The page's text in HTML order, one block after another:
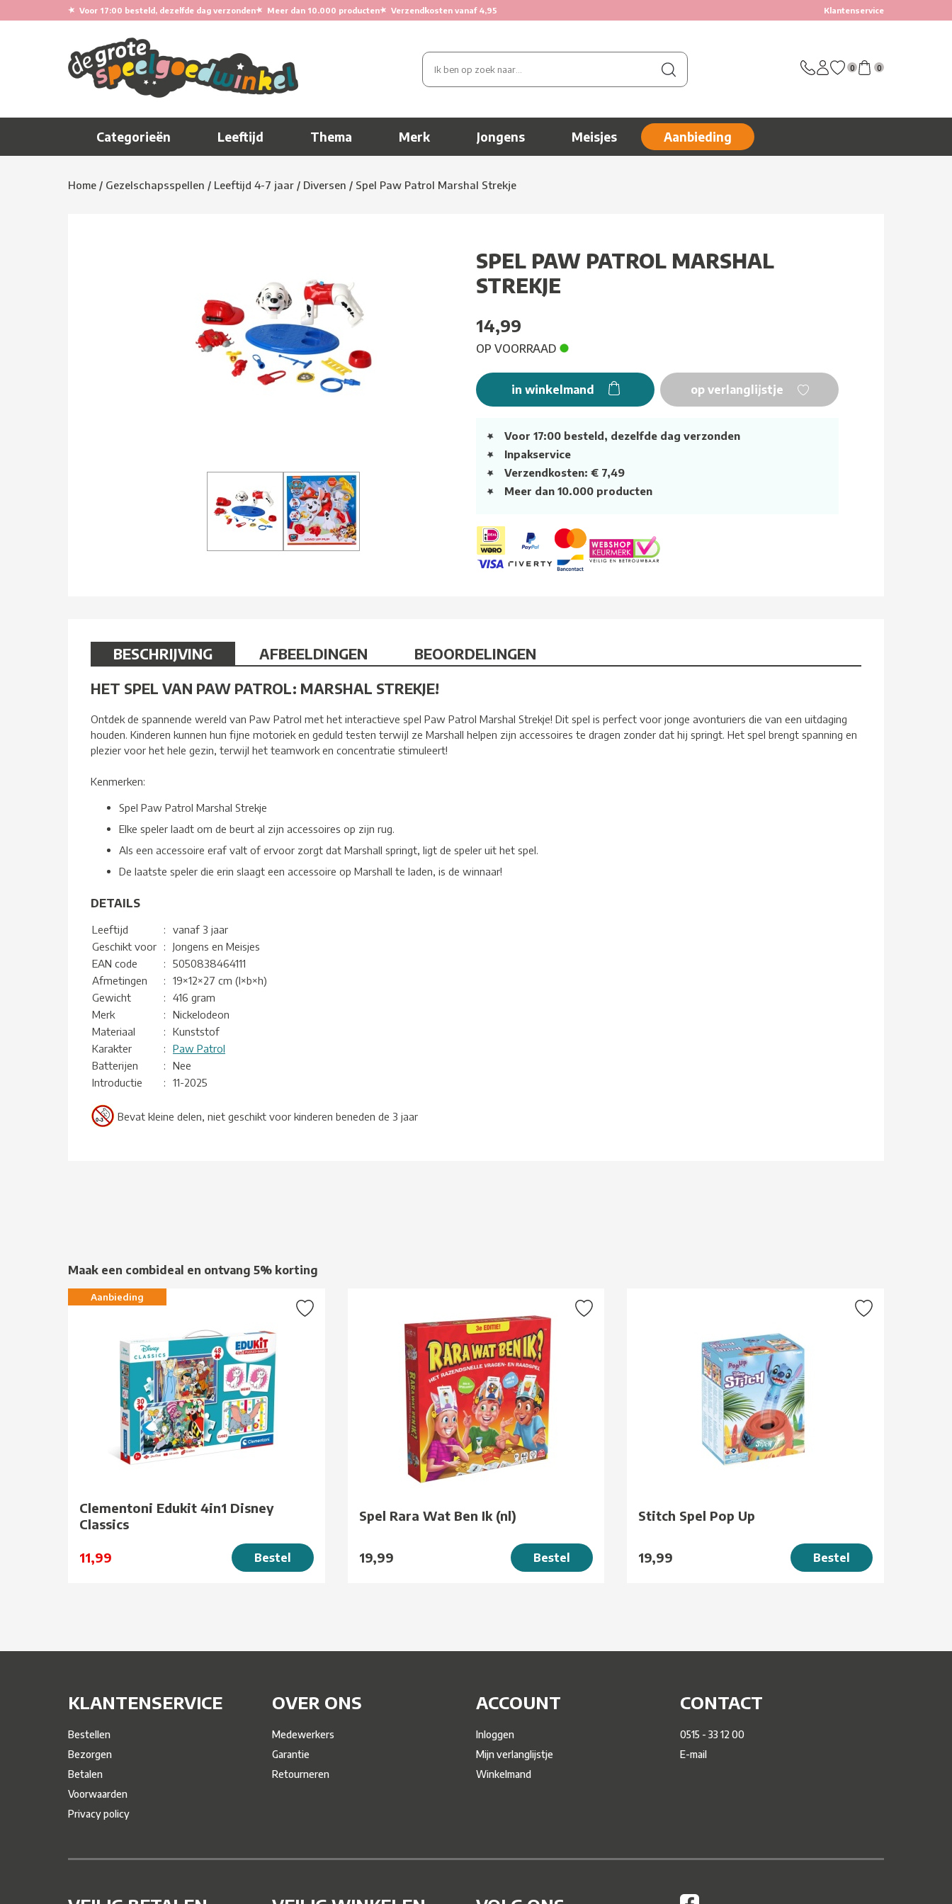
★ Voor 17:00 besteld, dezelfde dag verzonden★ Meer dan 10.000 producten★ Verzendkosten vanaf 4,95 Klantenservice
0 0
Categorieën Leeftijd Thema Merk Jongens Meisjes Aanbieding
Home / Gezelschapsspellen / Leeftijd 4-7 jaar / Diversen / Spel Paw Patrol Marshal Strekje
SPEL PAW PATROL MARSHAL
STREKJE
14,99
OP VOORRAAD
in winkelmand op verlanglijstje
Voor 17:00 besteld, dezelfde dag verzonden
Inpakservice
Verzendkosten: € 7,49
Meer dan 10.000 producten
BESCHRIJVING AFBEELDINGEN
BEOORDELINGEN
HET SPEL VAN PAW PATROL: MARSHAL STREKJE!
Ontdek de spannende wereld van Paw Patrol met het interactieve spel Paw Patrol Marshal Strekje! Dit spel is perfect voor jonge avonturiers die van een uitdaging
houden. Kinderen kunnen hun fijne motoriek en geduld testen terwijl ze Marshall helpen zijn accessoires te dragen zonder dat hij springt. Het spel brengt spanning en
plezier voor het hele gezin, terwijl het teamwork en concentratie stimuleert!
Kenmerken:
Spel Paw Patrol Marshal Strekje
Elke speler laadt om de beurt al zijn accessoires op zijn rug.
Als een accessoire eraf valt of ervoor zorgt dat Marshall springt, ligt de speler uit het spel.
De laatste speler die erin slaagt een accessoire op Marshall te laden, is de winnaar!
DETAILS
Leeftijd :
vanaf 3 jaar
Geschikt voor
:
Jongens en Meisjes
EAN code
:
5050838464111
Afmetingen
:
19×12×27 cm (l×b×h)
Gewicht
:
416 gram
Merk
:
Nickelodeon
Materiaal
:
Kunststof
Karakter
:
Paw Patrol
Batterijen
:
Nee
Introductie
: 11-2025
Bevat kleine delen, niet geschikt voor kinderen beneden de 3 jaar
Maak een combideal en ontvang 5% korting
Aanbieding
Clementoni Edukit 4in1 Disney
Classics
11,99 Bestel
Spel Rara Wat Ben Ik (nl)
19,99 Bestel
Stitch Spel Pop Up
19,99 Bestel
KLANTENSERVICE
Bestellen
Bezorgen
Betalen
Voorwaarden
Privacy policy
OVER ONS
Medewerkers
Garantie
Retourneren
ACCOUNT
Inloggen
Mijn verlanglijstje
Winkelmand
CONTACT
0515 - 33 12 00
E-mail